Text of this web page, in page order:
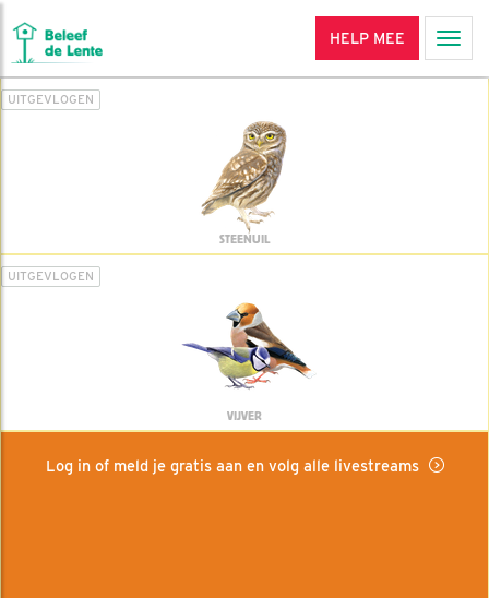
HELP MEE
UITGEVLOGEN
STEENUIL
UITGEVLOGEN
VIJVER
Log in of meld je gratis aan en volg alle livestreams